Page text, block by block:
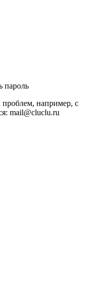
пароль
например, с
mail@cluclu.ru